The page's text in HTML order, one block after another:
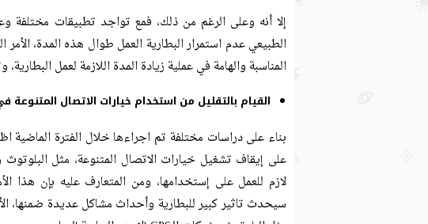
إلا أنه وعلى الرغم من ذلك، فمع تواجد تطبيقات
الطبيعي عدم استمرار البطارية العمل طوال هذه المدة،
المناسبة والهامة في عملية زيادة المدة اللازمة لعمل
القيام بالتقليل من استخدام خيارات الاتصال
بناء على دراسات مختلفة تم اجراءها خلال الفترة الماضية
لازم للعمل على إستخدامها، ومن المتعارف عليه بإن هذا
سيحدث تاثير كبير للبطارية وأحداث مشاكل عديدة ضمنها،